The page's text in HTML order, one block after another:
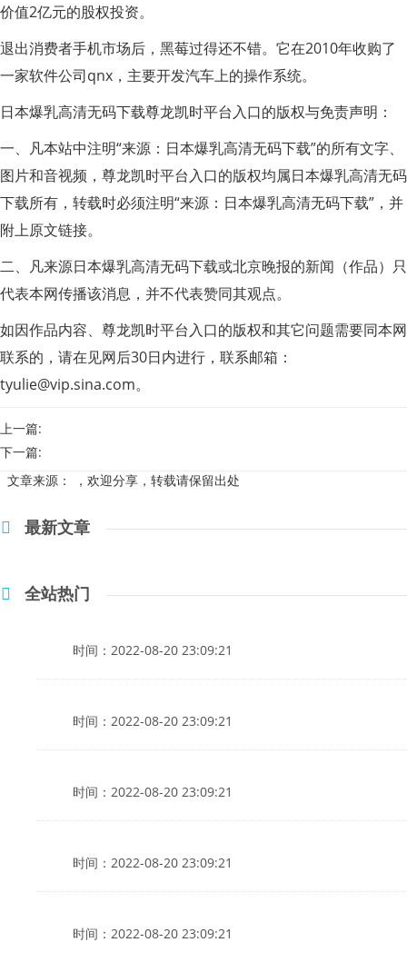
价值2亿元的股权投资。
退出消费者手机市场后，黑莓过得还不错。它在2010年收购了
一家软件公司qnx，主要开发汽车上的操作系统。
日本爆乳高清无码下载尊龙凯时平台入口的版权与免责声明：
一、凡本站中注明“来源：日本爆乳高清无码下载”的所有文字、
图片和音视频，尊龙凯时平台入口的版权均属日本爆乳高清无码
下载所有，转载时必须注明“来源：日本爆乳高清无码下载”，并
附上原文链接。
二、凡来源日本爆乳高清无码下载或北京晚报的新闻（作品）只
代表本网传播该消息，并不代表赞同其观点。
如因作品内容、尊龙凯时平台入口的版权和其它问题需要同本网
联系的，请在见网后30日内进行，联系邮箱：
tyulie@vip.sina.com。
上一篇:
下一篇:
文章来源：
，欢迎分享，转载请保留出处
最新文章
全站热门
时间：2022-08-20 23:09:21
时间：2022-08-20 23:09:21
时间：2022-08-20 23:09:21
时间：2022-08-20 23:09:21
时间：2022-08-20 23:09:21